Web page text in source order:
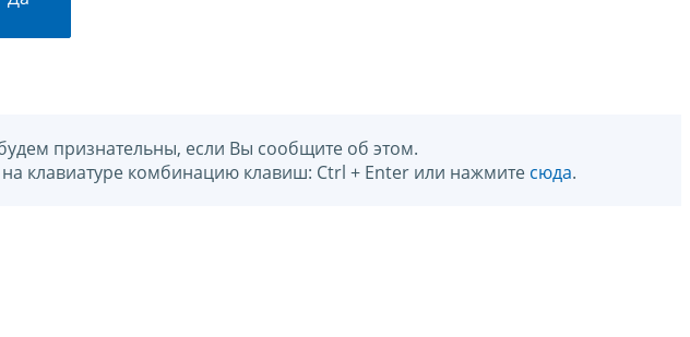
признательны, если Вы сообщите об этом.
клавиатуре комбинацию клавиш: Ctrl + Enter или нажмите сюда.